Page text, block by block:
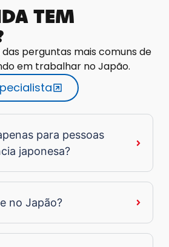
TEM
das perguntas mais comuns de
em trabalhar no Japão.
para pessoas
japonesa?
no Japão?